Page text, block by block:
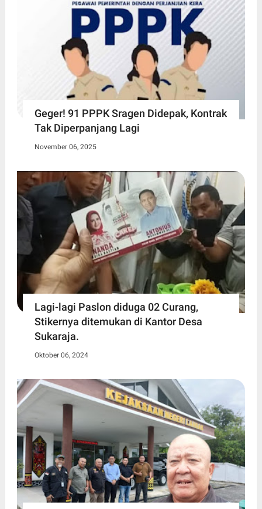
Geger! 91 PPPK Sragen Didepak, Kontrak
Tak Diperpanjang Lagi
November 06, 2025
Lagi-lagi Paslon diduga 02 Curang,
Stikernya ditemukan di Kantor Desa
Sukaraja.
Oktober 06, 2024